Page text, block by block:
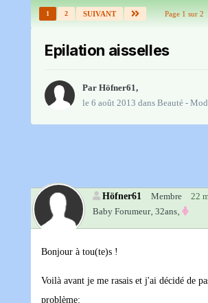
1 2 SUIVANT Page 1 sur 2
Epilation aisselles
Par Höfner61,
le 6 août 2013 dans Beauté -
Höfner61 Membre
22
Baby Forumeur‚ 32ans‚
Bonjour à tou(te)s !
Voilà avant je me rasais et j'ai décidé de
problème: